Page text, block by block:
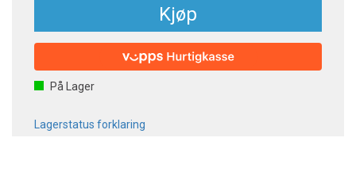
Kjøp
På Lager
Lagerstatus forklaring